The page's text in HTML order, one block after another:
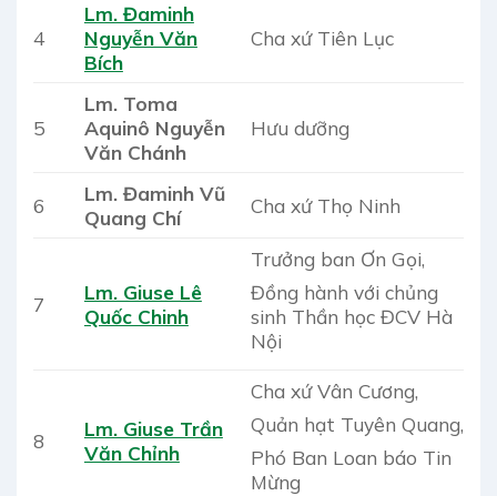
4
Lm. Đaminh
Nguyễn Văn
Bích
Cha xứ Tiên Lục
5
Lm. Toma
Aquinô Nguyễn
Văn Chánh
Hưu dưỡng
6
Lm. Đaminh Vũ
Quang Chí
Cha xứ Thọ Ninh
7
Lm. Giuse Lê
Quốc Chinh
Trưởng ban Ơn Gọi,
Đồng hành với chủng
sinh Thần học ĐCV Hà
Nội
8
Lm. Giuse Trần
Văn Chỉnh
Cha xứ Vân Cương,
Quản hạt Tuyên Quang,
Phó Ban Loan báo Tin
Mừng